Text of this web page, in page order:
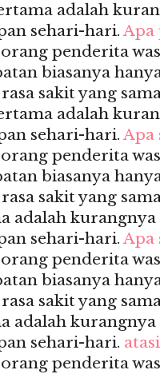
adalah
sehari-hari. Apa
penderita
biasanya
sakit yang
adalah
sehari-hari. Apa
penderita
biasanya
sakit yang
adalah
sehari-hari. Apa
penderita
biasanya
sakit yang
adalah
sehari-hari.
penderita